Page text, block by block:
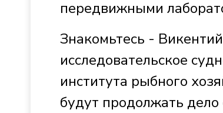
передвижными
Знакомьтесь -
исследовательское
института рыбного
будут продолжать дело